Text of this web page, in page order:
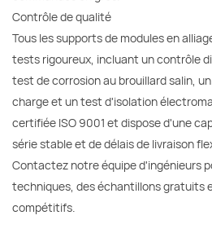
Contrôle de qualité
Tous les supports de modules en
tests rigoureux, incluant un contrôle
test de corrosion au brouillard salin,
charge et un test d'isolation
certifiée ISO 9001 et dispose d'une
série stable et de délais de livraison
Contactez notre équipe d'ingénieurs
techniques, des échantillons gratuits
compétitifs.